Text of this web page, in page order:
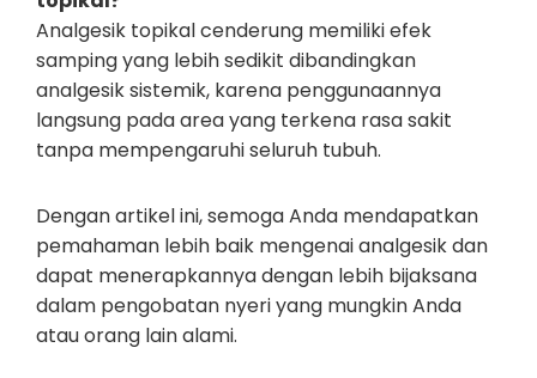
Analgesik topikal cenderung memiliki efek
samping yang lebih sedikit dibandingkan
analgesik sistemik, karena penggunaannya
langsung pada area yang terkena rasa sakit
tanpa mempengaruhi seluruh tubuh.
Dengan artikel ini, semoga Anda mendapatkan
pemahaman lebih baik mengenai analgesik dan
dapat menerapkannya dengan lebih bijaksana
dalam pengobatan nyeri yang mungkin Anda
atau orang lain alami.